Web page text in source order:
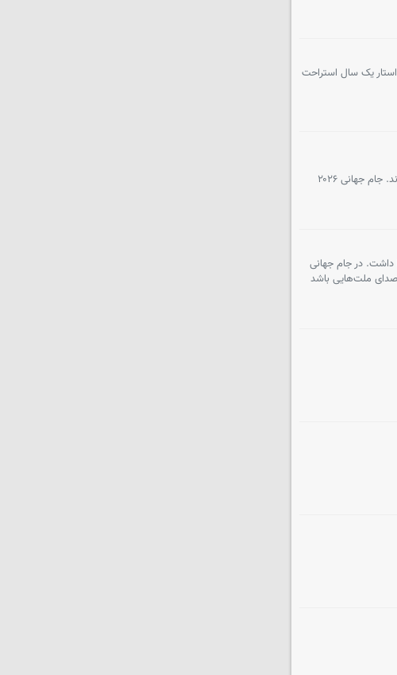
یک سال استراحت
هر جام جهانی فقط داستان قهرمانان تازه نیست؛ داستان خداحافظی نسل‌هایی هم هست که سال‌ها فوتبال جهان را ساخته‌اند. جام جهانی ۲۰۲۶
داشت. در جام جهانی
صدای ملت‌هایی باشد